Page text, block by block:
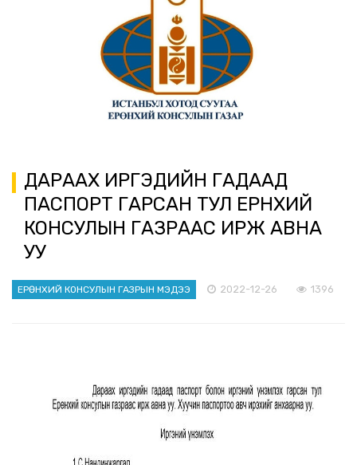
ДАРААХ ИРГЭДИЙН ГАДААД
ПАСПОРТ ГАРСАН ТУЛ ЕРӨНХИЙ
КОНСУЛЫН ГАЗРААС ИРЖ АВНА
УУ
ЕРӨНХИЙ КОНСУЛЫН ГАЗРЫН МЭДЭЭ 2022-12-26 1396